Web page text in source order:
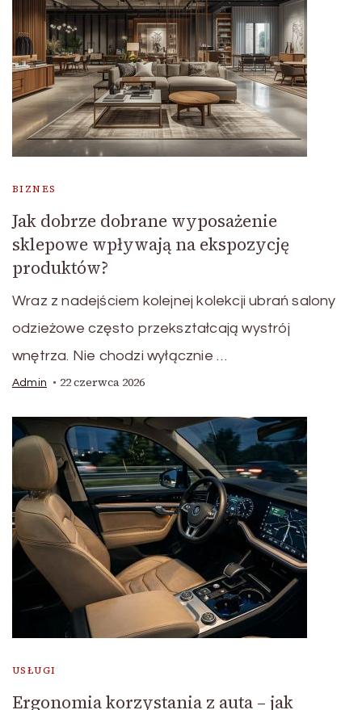
BIZNES
Jak dobrze dobrane wyposażenie
sklepowe wpływają na ekspozycję
produktów?
Wraz z nadejściem kolejnej kolekcji ubrań salony
odzieżowe często przekształcają wystrój
wnętrza. Nie chodzi wyłącznie …
Admin 22 czerwca 2026
USŁUGI
Ergonomia korzystania z auta – jak